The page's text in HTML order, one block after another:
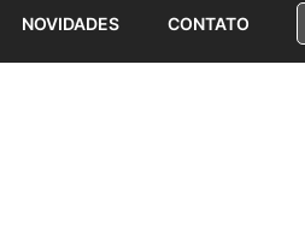
NOVIDADES CONTATO